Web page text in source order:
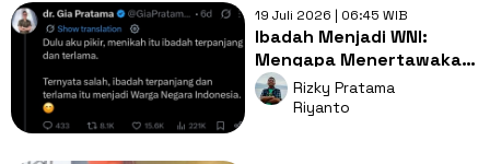
19 Juli 2026 | 06:45 WIB
Ibadah Menjadi WNI:
Mengapa Menertawakan
Keadaan Jadi Tameng
Terakhir Kita?
Rizky Pratama
Riyanto